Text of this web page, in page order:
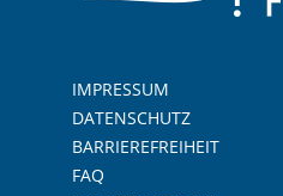
IMPRESSUM
DATENSCHUTZ
BARRIEREFREIHEIT
FAQ